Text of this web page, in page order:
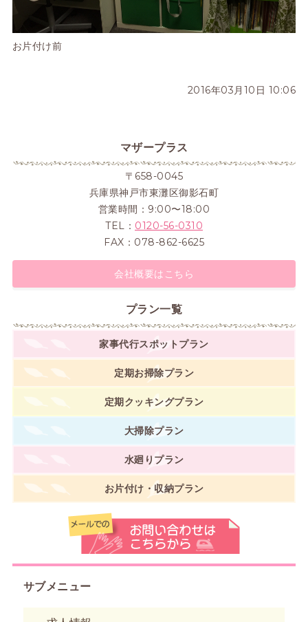
お片付け前
2016年03月10日 10:06
マザープラス
〒658-0045
兵庫県神戸市東灘区御影石町
営業時間：9:00〜18:00
TEL： 0120-56-0310
FAX：078-862-6625
会社概要はこちら
プラン一覧
家事代行スポットプラン
定期お掃除プラン
定期クッキングプラン
大掃除プラン
水廻りプラン
お片付け・収納プラン
サブメニュー